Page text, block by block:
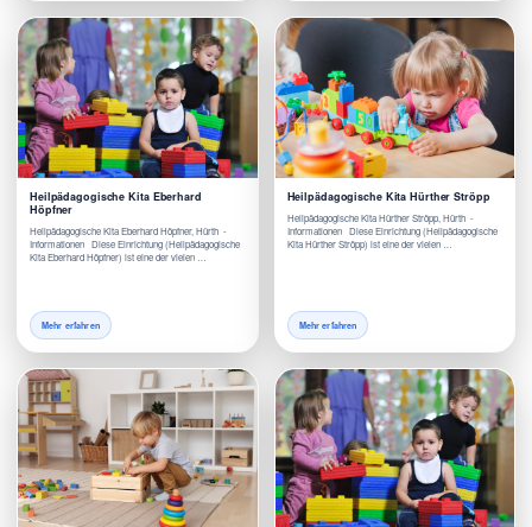
Heilpädagogische Kita Eberhard
Höpfner
Heilpädagogische Kita Eberhard Höpfner, Hürth -
Informationen Diese Einrichtung (Heilpädagogische
Kita Eberhard Höpfner) ist eine der vielen …
Mehr erfahren
Heilpädagogische Kita Hürther Ströpp
Heilpädagogische Kita Hürther Ströpp, Hürth -
Informationen Diese Einrichtung (Heilpädagogische
Kita Hürther Ströpp) ist eine der vielen …
Mehr erfahren